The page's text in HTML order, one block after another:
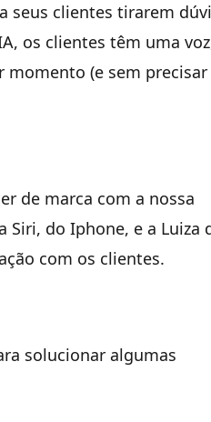
seus clientes tirarem
os clientes têm uma
momento (e sem
de marca com a nossa
do Iphone, e a Luiza
com os clientes.
solucionar algumas